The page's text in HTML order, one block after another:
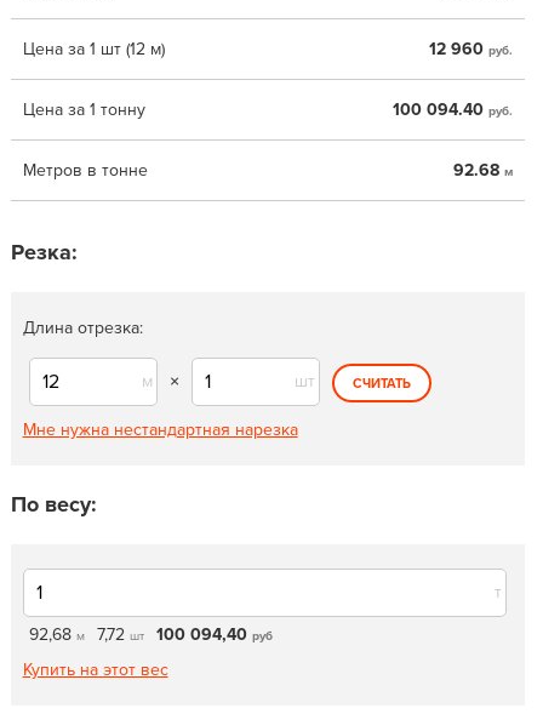
Цена за 1 шт (12 м) 12 960 руб.
Цена за 1 тонну 100 094.40 руб.
Метров в тонне 92.68 м
Резка:
Длина отрезка:
м × шт СЧИТАТЬ
Мне нужна нестандартная нарезка
По весу:
т
92,68 м 7,72 шт 100 094,40 руб
Купить на этот вес